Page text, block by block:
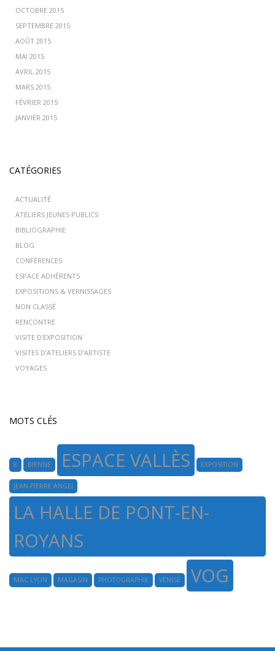
OCTOBRE 2015
SEPTEMBRE 2015
AOÛT 2015
MAI 2015
AVRIL 2015
MARS 2015
FÉVRIER 2015
JANVIER 2015
CATÉGORIES
ACTUALITÉ
ATELIERS JEUNES PUBLICS
BIBLIOGRAPHIE
BLOG
CONFÉRENCES
ESPACE ADHÉRENTS
EXPOSITIONS & VERNISSAGES
NON CLASSÉ
RENCONTRE
VISITE D'EXPOSITION
VISITES D’ATELIERS D’ARTISTE
VOYAGES
MOTS CLÉS
8 BIENNE ESPACE VALLÈS EXPOSITION
JEAN-PIERRE ANGEI
LA HALLE DE PONT-EN-
ROYANS
MAC LYON MAGASIN PHOTOGRAPHIE VENISE VOG